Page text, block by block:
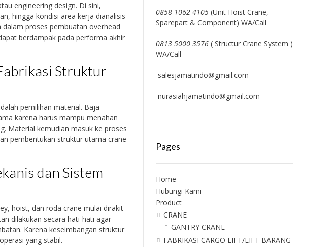
engineering design. Di sini,
hingga kondisi area kerja dianalisis
proses pembuatan overhead
berdampak pada performa akhir
Struktur
pemilihan material. Baja
karena harus mampu menahan
Material kemudian masuk ke proses
pembentukan struktur utama crane
dan Sistem
hoist, dan roda crane mulai dirakit
dilakukan secara hati-hati agar
Karena keseimbangan struktur
yang stabil.
0858 1062 4105(Unit Hoist Crane,
Sparepart & Component) WA/Call
0813 5000 3576( Structur Crane System )
WA/Call
salesjamatindo@gmail.com
nurasiahjamatindo@gmail.com
Pages
Home
Hubungi Kami
Product
CRANE
GANTRY CRANE
FABRIKASI CARGO LIFT/LIFT BARANG